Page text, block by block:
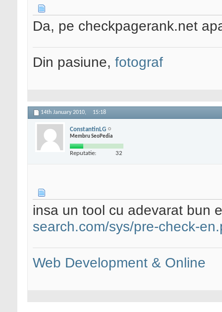
Da, pe checkpagerank.net
Din pasiune, fotograf
14th January 2010, 15:18
ConstantinLG
Membru SeoPedia
Reputatie: 32
insa un tool cu adevarat bun
search.com/sys/pre-check-
Web Development & Online